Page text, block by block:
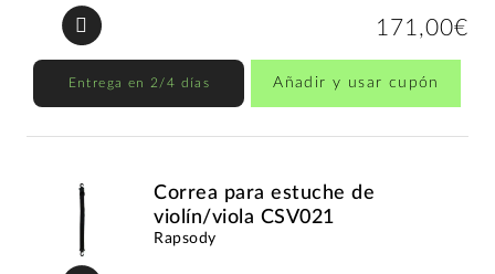
171,00€
Entrega en 2/4 días Añadir y usar cupón
Correa para estuche de
violín/viola CSV021
Rapsody